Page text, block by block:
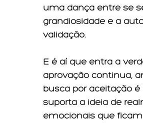
uma dança entre se
grandiosidade e a
validação.
E é aí que entra a
aprovação continua,
busca por aceitação
suporta a ideia de
emocionais que